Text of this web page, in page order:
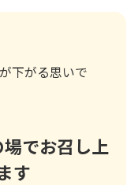
下がる思いで
でお召し上
す